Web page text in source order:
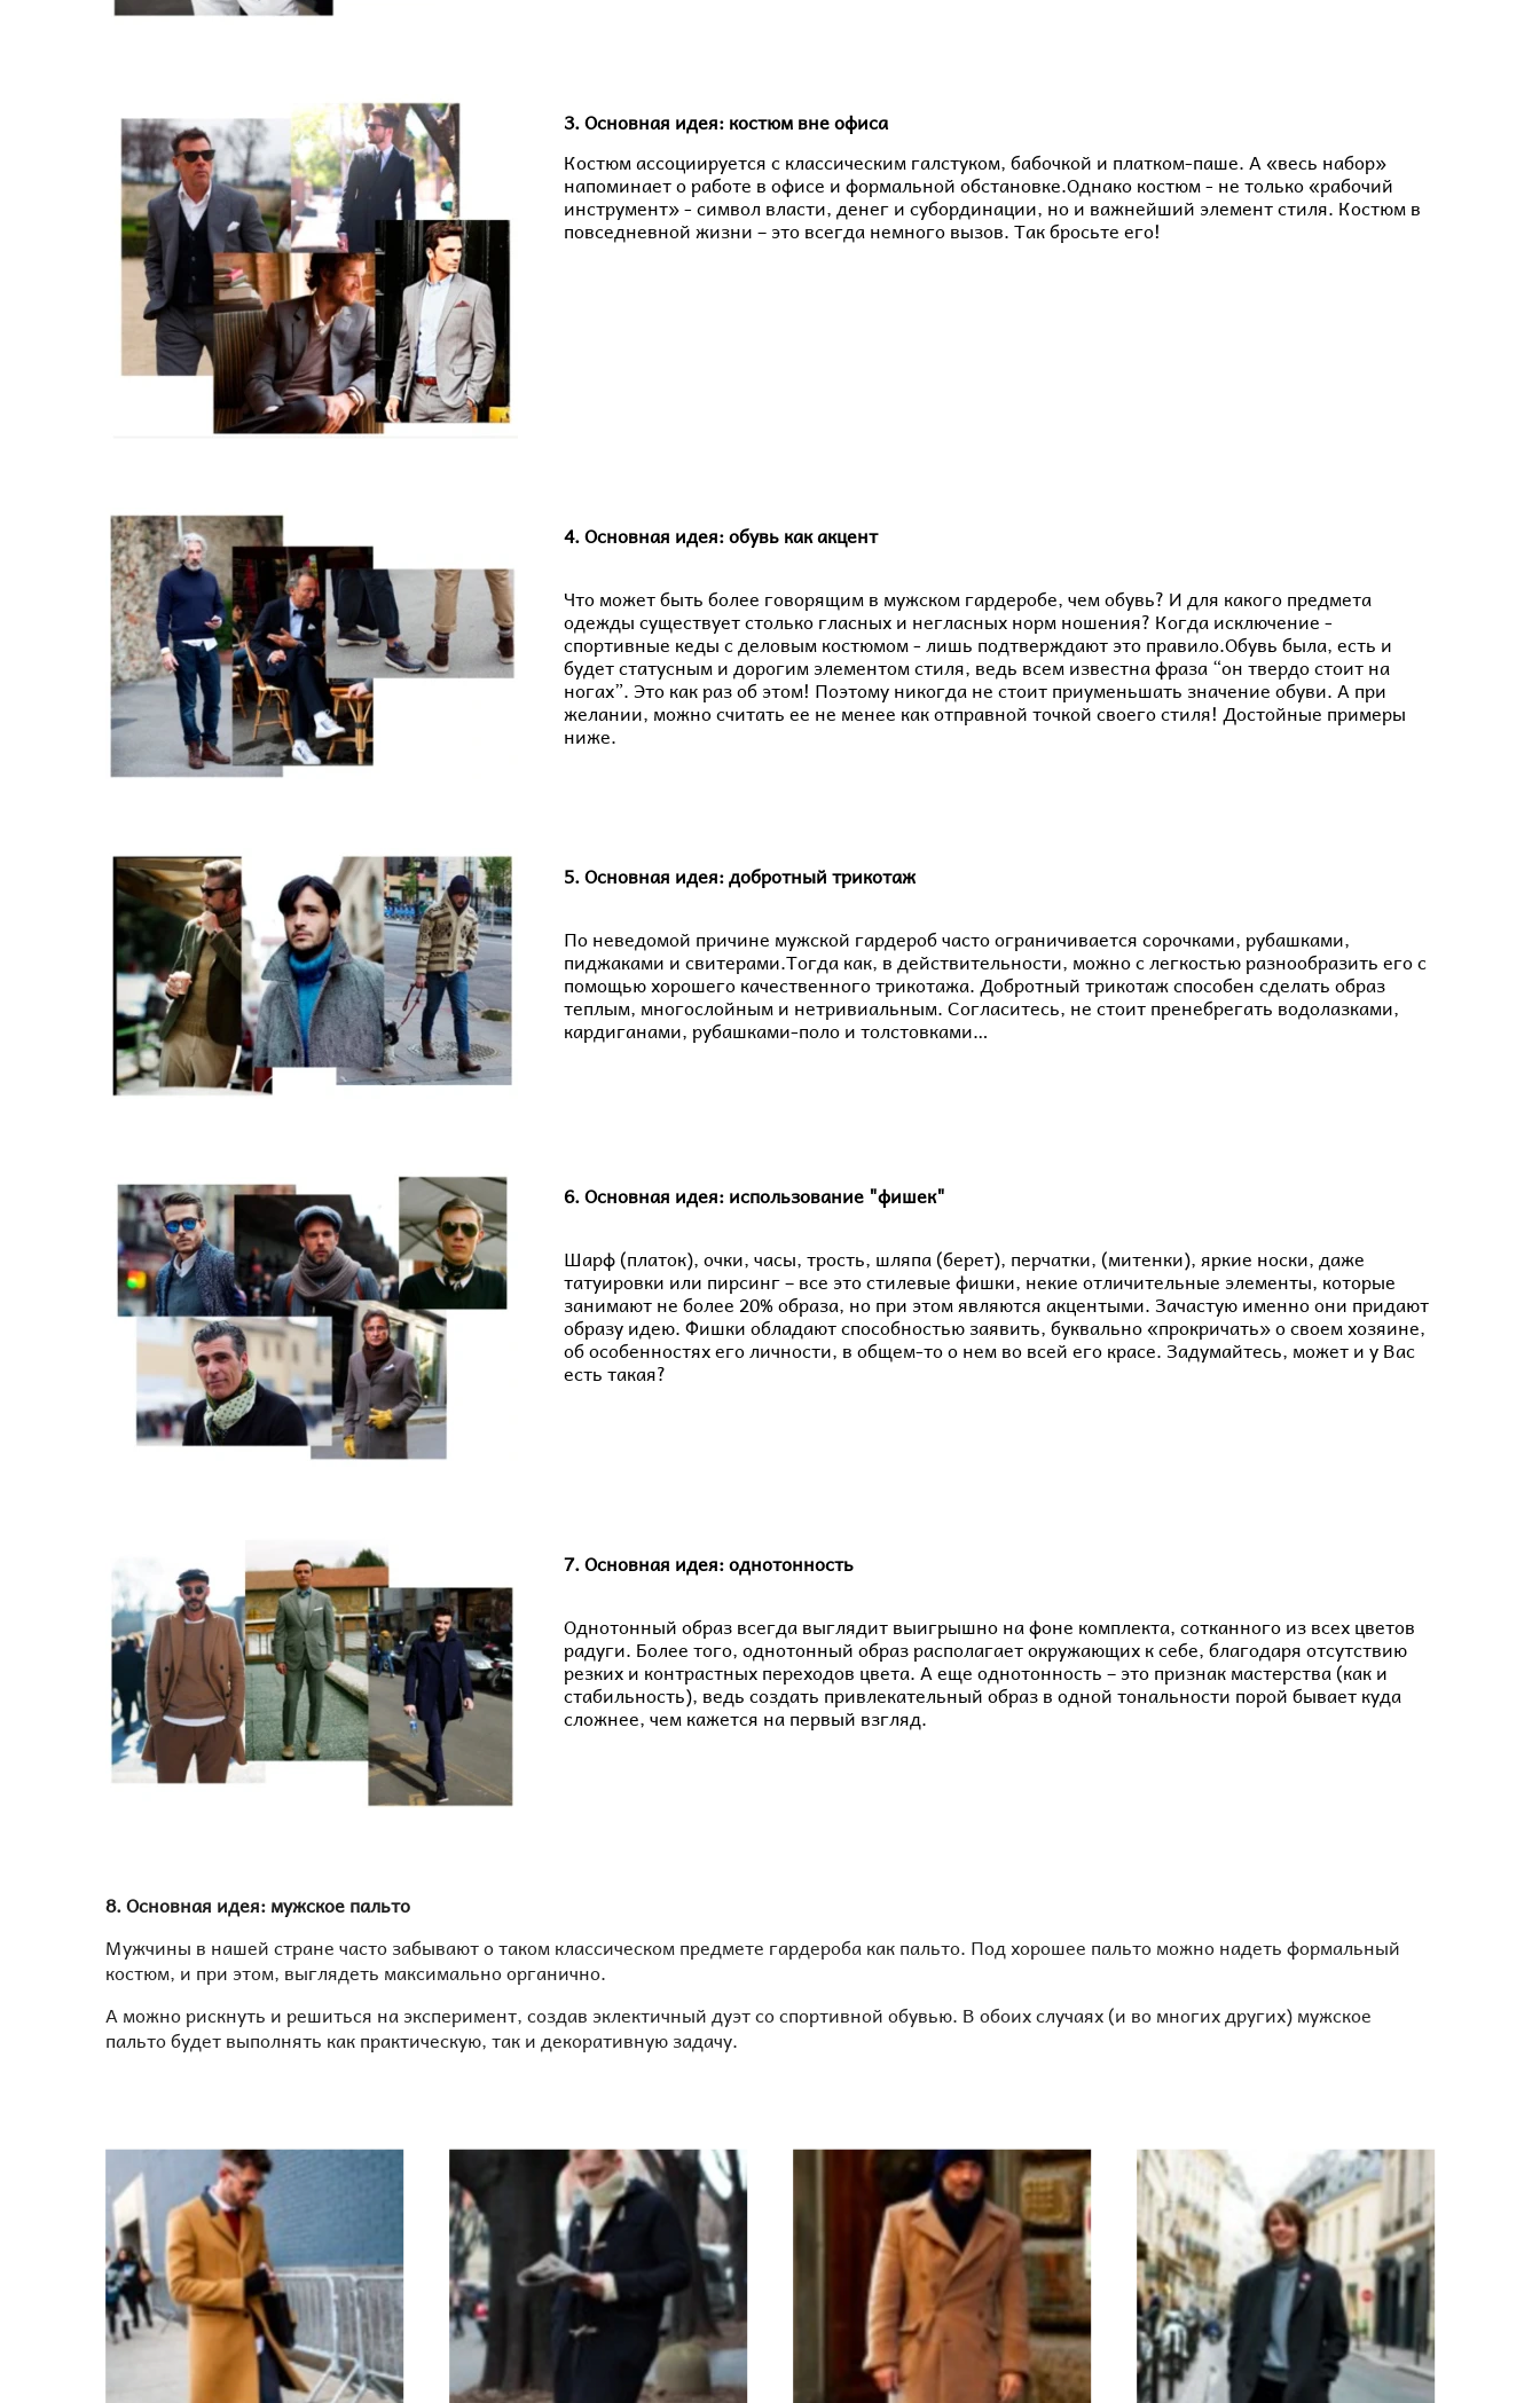
3. Основная идея: костюм вне офиса
Костюм ассоциируется с классическим галстуком, бабочкой и платком-паше. А «весь набор»
напоминает о работе в офисе и формальной обстановке.Однако костюм - не только «рабочий
инструмент» - символ власти, денег и субординации, но и важнейший элемент стиля. Костюм в
повседневной жизни – это всегда немного вызов. Так бросьте его!
4. Основная идея: обувь как акцент
Что может быть более говорящим в мужском гардеробе, чем обувь? И для какого предмета
одежды существует столько гласных и негласных норм ношения? Когда исключение -
спортивные кеды с деловым костюмом - лишь подтверждают это правило.Обувь была, есть и
будет статусным и дорогим элементом стиля, ведь всем известна фраза “он твердо стоит на
ногах”. Это как раз об этом! Поэтому никогда не стоит приуменьшать значение обуви. А при
желании, можно считать ее не менее как отправной точкой своего стиля! Достойные примеры
ниже.
5. Основная идея: добротный трикотаж
По неведомой причине мужской гардероб часто ограничивается сорочками, рубашками,
пиджаками и свитерами.Тогда как, в действительности, можно с легкостью разнообразить его с
помощью хорошего качественного трикотажа. Добротный трикотаж способен сделать образ
теплым, многослойным и нетривиальным. Согласитесь, не стоит пренебрегать водолазками,
кардиганами, рубашками-поло и толстовками…
6. Основная идея: использование "фишек"
Шарф (платок), очки, часы, трость, шляпа (берет), перчатки, (митенки), яркие носки, даже
татуировки или пирсинг – все это стилевые фишки, некие отличительные элементы, которые
занимают не более 20% образа, но при этом являются акцентыми. Зачастую именно они придают
образу идею. Фишки обладают способностью заявить, буквально «прокричать» о своем хозяине,
об особенностях его личности, в общем-то о нем во всей его красе. Задумайтесь, может и у Вас
есть такая?
7. Основная идея: однотонность
Однотонный образ всегда выглядит выигрышно на фоне комплекта, сотканного из всех цветов
радуги. Более того, однотонный образ располагает окружающих к себе, благодаря отсутствию
резких и контрастных переходов цвета. А еще однотонность – это признак мастерства (как и
стабильность), ведь создать привлекательный образ в одной тональности порой бывает куда
сложнее, чем кажется на первый взгляд.
8. Основная идея: мужское пальто
Мужчины в нашей стране часто забывают о таком классическом предмете гардероба как пальто. Под хорошее пальто можно надеть формальный
костюм, и при этом, выглядеть максимально органично.
А можно рискнуть и решиться на эксперимент, создав эклектичный дуэт со спортивной обувью. В обоих случаях (и во многих других) мужское
пальто будет выполнять как практическую, так и декоративную задачу.